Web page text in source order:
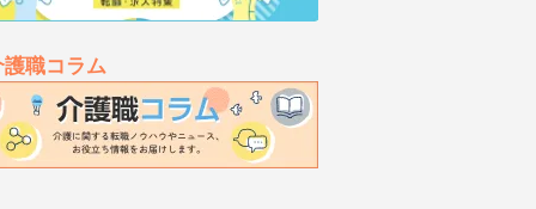
護職コラム